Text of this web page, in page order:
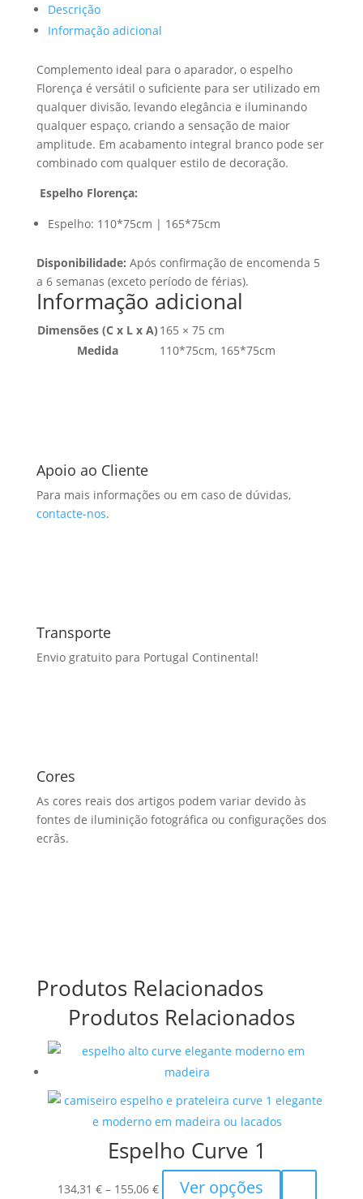
Descrição
Informação adicional
Complemento ideal para o aparador, o espelho
Florença é versátil o suficiente para ser utilizado em
qualquer divisão, levando elegância e iluminando
qualquer espaço, criando a sensação de maior
amplitude. Em acabamento integral branco pode ser
combinado com qualquer estilo de decoração.
Espelho Florença:
Espelho: 110*75cm | 165*75cm
Disponibilidade: Após confirmação de encomenda 5
a 6 semanas (exceto período de férias).
Informação adicional
Dimensões (C x L x A) 165 × 75 cm
Medida
110*75cm, 165*75cm
Apoio ao Cliente
Para mais informações ou em caso de dúvidas,
contacte-nos.
Transporte
Envio gratuito para Portugal Continental!
Cores
As cores reais dos artigos podem variar devido às
fontes de iluminição fotográfica ou configurações dos
ecrãs.
Produtos Relacionados
Produtos Relacionados
Espelho Curve 1
134,31 € – 155,06 €PriceVer opções